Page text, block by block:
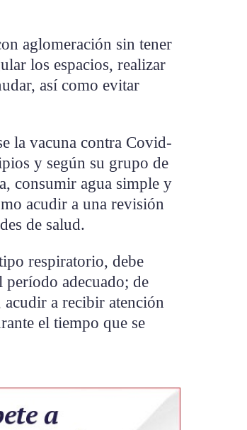
aglomeración sin tener
los espacios, realizar
así como evitar
la vacuna contra Covid-
y según su grupo de
consumir agua simple y
acudir a una revisión
de salud.
respiratorio, debe
período adecuado; de
a recibir atención
el tiempo que se